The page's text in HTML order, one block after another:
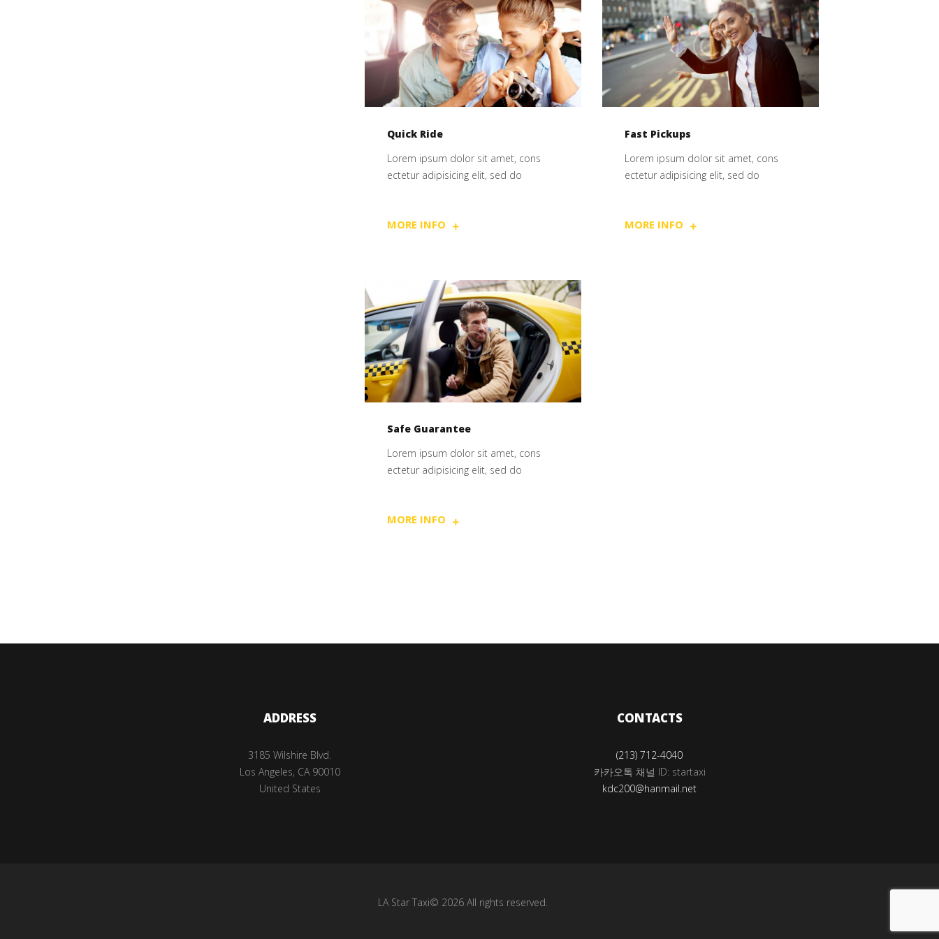
Quick Ride
Lorem ipsum dolor sit amet, cons
ectetur adipisicing elit, sed do
MORE INFO
Fast Pickups
Lorem ipsum dolor sit amet, cons
ectetur adipisicing elit, sed do
MORE INFO
Safe Guarantee
Lorem ipsum dolor sit amet, cons
ectetur adipisicing elit, sed do
MORE INFO
ADDRESS
3185 Wilshire Blvd.
Los Angeles, CA 90010
United States
CONTACTS
(213) 712-4040
카카오톡 채널 ID: startaxi
kdc200@hanmail.net
LA Star Taxi© 2026 All rights reserved.